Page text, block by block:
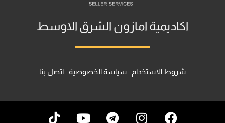
اكاديمية امازون الشرق الاوسط
شروط الاستخدام سياسة الخصوصية اتصل بنا
F
I
T
Y
T